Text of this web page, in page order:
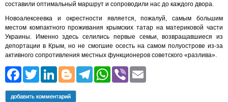
составили оптимальный маршрут и сопроводили нас до каждого двора.
Новоалексеевка и окрестности является, пожалуй, самым большим
местом компактного проживания крымских татар на материковой части
Украины. Именно здесь селились первые семьи, возвращавшиеся из
депортации в Крым, но не смогшие осесть на самом полуострове из-за
активного сопротивления местных функционеров советского «разлива».
Facebook
Twitter
LinkedIn
Blogger
Telegram
WhatsApp
Viber
добавить комментарий